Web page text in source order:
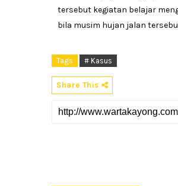
tersebut kegiatan belajar
bila musim hujan jalan
Tags # Kasus
Share This